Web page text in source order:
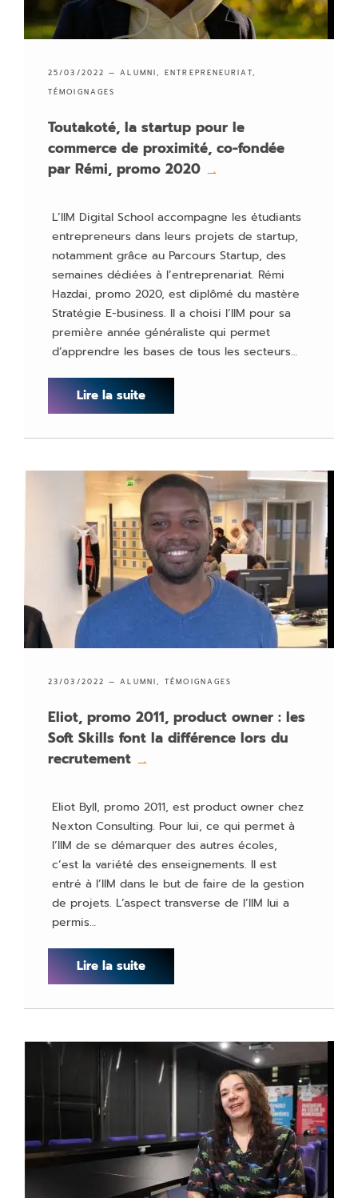
25/03/2022 —ALUMNI,ENTREPRENEURIAT,
TÉMOIGNAGES
Toutakoté, la startup pour le
commerce de proximité, co-fondée
par Rémi, promo 2020 →
L’IIM Digital School accompagne les étudiants
entrepreneurs dans leurs projets de startup,
notamment grâce au Parcours Startup, des
semaines dédiées à l’entreprenariat. Rémi
Hazdai, promo 2020, est diplômé du mastère
Stratégie E-business. Il a choisi l’IIM pour sa
première année généraliste qui permet
d’apprendre les bases de tous les secteurs…
Lire la suite
23/03/2022 —ALUMNI,TÉMOIGNAGES
Eliot, promo 2011, product owner : les
Soft Skills font la différence lors du
recrutement →
Eliot Byll, promo 2011, est product owner chez
Nexton Consulting. Pour lui, ce qui permet à
l’IIM de se démarquer des autres écoles,
c’est la variété des enseignements. Il est
entré à l’IIM dans le but de faire de la gestion
de projets. L’aspect transverse de l’IIM lui a
permis…
Lire la suite